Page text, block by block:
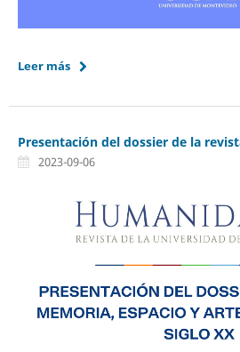
Leer más
Presentación del dossier de la
2023-09-06